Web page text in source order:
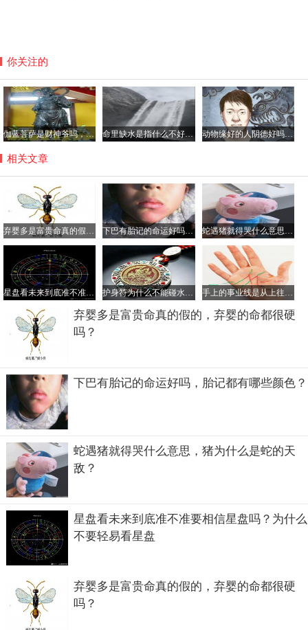
你关注的
伽蓝菩萨是财神爷吗，平时如何供奉伽蓝菩萨？ 命里缺水是指什么不好具体哪方面？命中缺水的人如何化解 动物缘好的人阴德好吗，阴德厚重的面相是怎样的？
相关文章
弃婴多是富贵命真的假的，弃婴的命都很硬吗？ 下巴有胎记的命运好吗，胎记都有哪些颜色？ 蛇遇猪就得哭什么意思，猪为什么是蛇的天敌？
星盘看未来到底准不准要相信星盘吗？为什么不要轻易看星盘 护身符为什么不能碰水，护身符是道教法器还是佛教的？ 手上的事业线是从上往下看么，事业线交叉混乱说明什么？
弃婴多是富贵命真的假的，弃婴的命都很硬
吗？
下巴有胎记的命运好吗，胎记都有哪些颜色？
蛇遇猪就得哭什么意思，猪为什么是蛇的天
敌？
星盘看未来到底准不准要相信星盘吗？为什么
不要轻易看星盘
弃婴多是富贵命真的假的，弃婴的命都很硬
吗？